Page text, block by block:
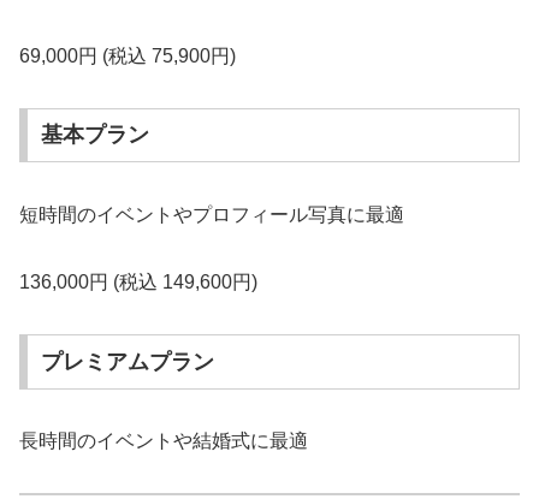
69,000円 (税込 75,900円)
基本プラン
短時間のイベントやプロフィール写真に最適
136,000円 (税込 149,600円)
プレミアムプラン
長時間のイベントや結婚式に最適